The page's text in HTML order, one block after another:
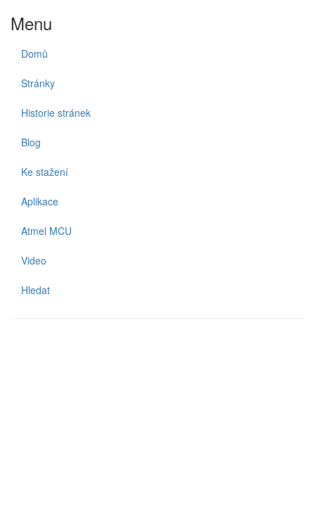
Menu
Domů
Stránky
Historie stránek
Blog
Ke stažení
Aplikace
Atmel MCU
Video
Hledat